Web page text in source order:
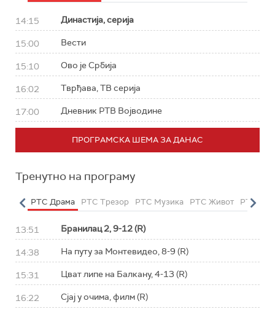
14:15 Династија, серија
15:00 Вести
15:10 Ово је Србија
16:02 Тврђава, ТВ серија
17:00 Дневник РТВ Војводине
ПРОГРАМСКА ШЕМА ЗА ДАНАС
Тренутно на програму
РТС Драма РТС Трезор РТС Музика РТС Живот РТС
13:51 Бранилац 2, 9-12 (R)
14:38 На путу за Монтевидео, 8-9 (R)
15:31 Цват липе на Балкану, 4-13 (R)
16:22 Сјај у очима, филм (R)